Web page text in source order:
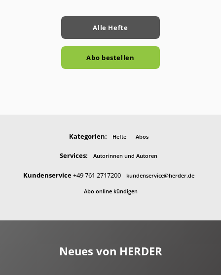
Alle Hefte
Abo bestellen
Kategorien: Hefte Abos
Services: Autorinnen und Autoren
Kundenservice+49 761 2717200 kundenservice@herder.de
Abo online kündigen
Neues von HERDER